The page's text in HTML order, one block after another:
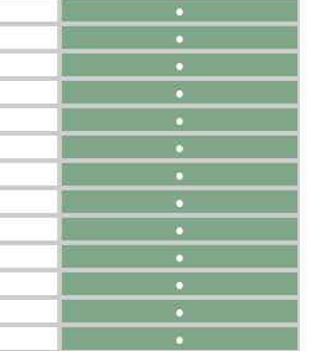
●
●
●
●
●
●
●
●
●
●
●
●
●